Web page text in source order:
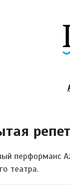
перформанс
театра.